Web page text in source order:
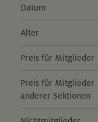
Datum
Alter
Preis für Mitglieder
Preis für Mitglieder
anderer Sektionen